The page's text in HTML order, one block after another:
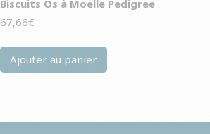
Biscuits Os à Moelle Pedigree
67,66€
Ajouter au panier